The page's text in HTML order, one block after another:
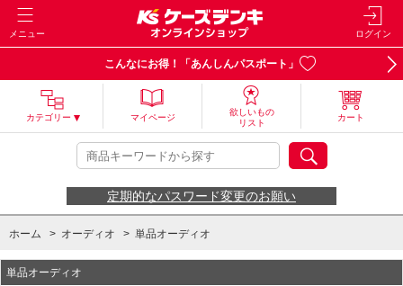
メニュー ログイン
こんなにお得！「あんしんパスポート」
カテゴリー マイページ
欲しいもの
リスト
カート
定期的なパスワード変更のお願い
ホーム > オーディオ > 単品オーディオ
単品オーディオ